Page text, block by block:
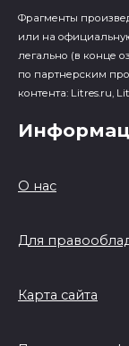
Фрагменты
или на
легально (в конце
по партнерским
контента: Litres.ru,
О нас
Для
Карта сайта